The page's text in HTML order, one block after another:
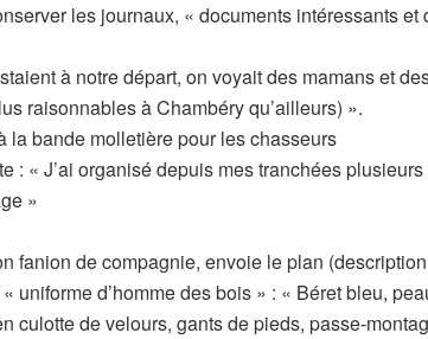
les journaux, « documents intéressants et
à notre départ, on voyait des mamans et
raisonnables à Chambéry qu’ailleurs) ».
la bande molletière pour les chasseurs
: « J’ai organisé depuis mes tranchées
»
fanion de compagnie, envoie le plan
uniforme d’homme des bois » : « Béret bleu,
culotte de velours, gants de pieds, passe-